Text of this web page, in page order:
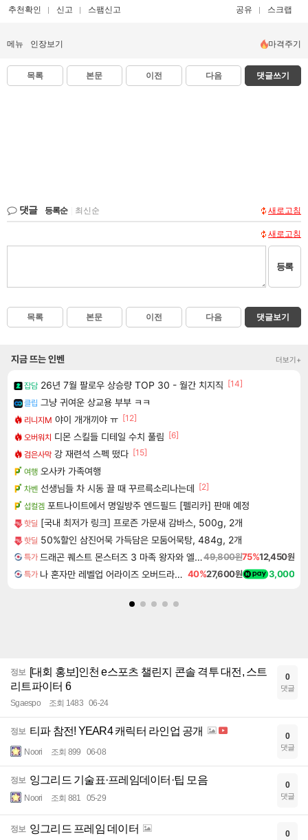
추천확인 신고 스팸신고 공유 스크랩
메뉴 인장보기 마격주기
목록 본문 이전 다음 댓글쓰기
댓글 등록순 최신순 새로고침
새로고침
등록
목록 본문 이전 다음 댓글보기
지금 뜨는 인벤 더보기+
잡담 26년 7월 팔로우 상승량 TOP 30 - 월간 치지직 [14]
클립 그냥 귀여운 상교용 부부 ㅋㅋ
리니지M 야이 개개끼야 ㅠ [12]
오버워치 디몬 스킬들 디테일 수치 풀림 [6]
검은사막 강 재련석 스펙 떴다 [15]
여행 오사카 가족여행
차벤 선생님들 차 시동 끌 때 꾸르륵소리나는데 [2]
섭컬겜 포트나이트에서 명일방주 엔드필드 [펠리카] 판매 예정
핫딜 [국내 최저가 링크] 프로즌 가문새 감바스, 500g, 2개
핫딜 50%할인 삼진어묵 가득담은 모둠어묵탕, 484g, 2개
특가 드래곤 퀘스트 몬스터즈 3 마족 왕자와 엘프의 여행 Dragon Quest Monsters The Dark Prince49,800원75%12,450원
특가 나 혼자만 레벨업 어라이즈 오버드라이브 Solo Leveling Arise 40%27,600원 3,000
정보 [대회 홍보]인천 e스포츠 챌린지 콘솔 격투 대전, 스트
리트파이터 6
Sgaespo 조회 1483 06-24
0
댓글
정보 티파 참전! YEAR4 캐릭터 라인업 공개
Noori 조회 899 06-08
0
댓글
정보 잉그리드 기술표·프레임데이터·팁 모음
Noori 조회 881 05-29
0
댓글
정보 잉그리드 프레임 데이터 0